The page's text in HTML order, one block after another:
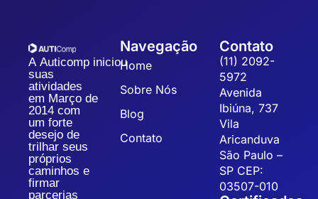
A Auticomp iniciou
suas
atividades
em Março de
2014 com
um forte
desejo de
trilhar seus
próprios
caminhos e
firmar
parcerias
Navegação
Home
Sobre Nós
Blog
Contato
Contato
(11) 2092-
5972
Avenida
Ibiúna, 737
Vila
Aricanduva
São Paulo –
SP CEP:
03507-010